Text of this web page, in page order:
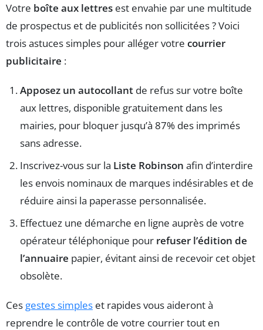
Votre boîte aux lettres est envahie par une multitude
de prospectus et de publicités non sollicitées ? Voici
trois astuces simples pour alléger votre courrier
publicitaire :
Apposez un autocollant de refus sur votre boîte
aux lettres, disponible gratuitement dans les
mairies, pour bloquer jusqu’à 87% des imprimés
sans adresse.
Inscrivez-vous sur la Liste Robinson afin d’interdire
les envois nominaux de marques indésirables et de
réduire ainsi la paperasse personnalisée.
Effectuez une démarche en ligne auprès de votre
opérateur téléphonique pour refuser l’édition de
l’annuaire papier, évitant ainsi de recevoir cet objet
obsolète.
Ces gestes simples et rapides vous aideront à
reprendre le contrôle de votre courrier tout en